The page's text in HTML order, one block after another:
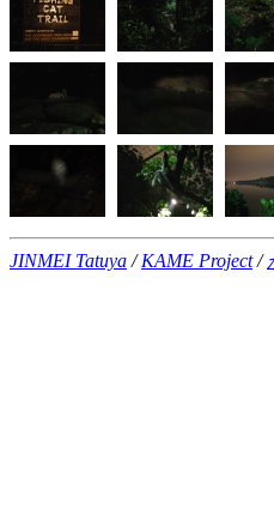
JINMEI Tatuya /KAME Project/